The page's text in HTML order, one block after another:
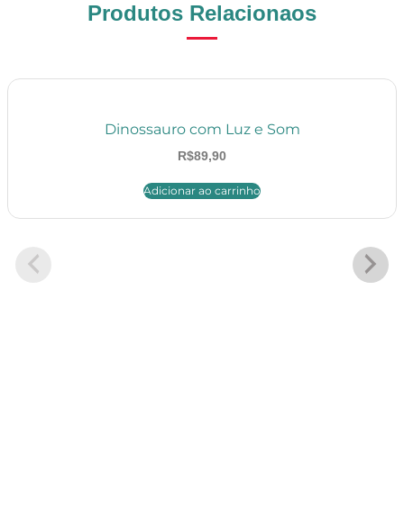
Produtos Relacionaos
Dinossauro com Luz e Som
R$89,90
Adicionar ao carrinho